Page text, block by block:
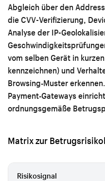
Abgleich über den
die CVV-Verifizierung,
Analyse der IP-
vom selben Gerät in
kennzeichnen) und
Browsing-Muster
Payment-Gateways
ordnungsgemäße
Matrix zur
Risikosignal